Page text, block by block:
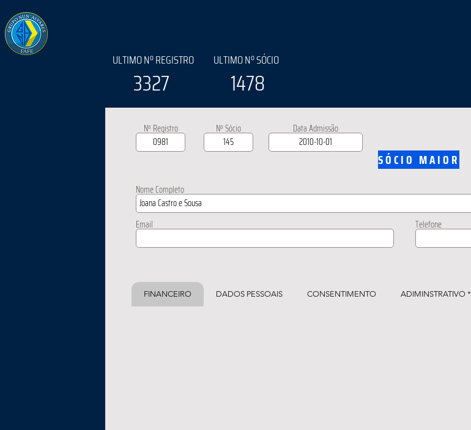
ULTIMO Nº REGISTRO
3327
ULTIMO Nº SÓCIO
1478
Nº Registro Nº Sócio Data Admissão
SÓCIO MAIOR
Nome Completo
Email Telefone
FINANCEIRO DADOS PESSOAIS CONSENTIMENTO ADIMINSTRATIVO *